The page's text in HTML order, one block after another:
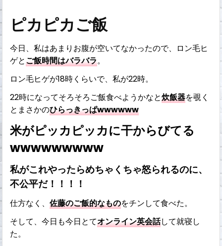
ピカピカご飯
今日、私はあまりお腹が空いてなかったので、ロン毛ヒ
ゲとご飯時間はバラバラ。
ロン毛ヒゲが18時くらいで、私が22時。
22時になってそろそろご飯食べようかなと炊飯器を覗く
とまさかのひらっきっぱwwwwww
米がピッカピッカに干からびてる
wwwwwwwww
私がこれやったらめちゃくちゃ怒られるのに、
不公平だ！！！！
仕方なく、佐藤のご飯的なものをチンして食べた。
そして、今日も今日とてオンライン英会話して就寝し
た。